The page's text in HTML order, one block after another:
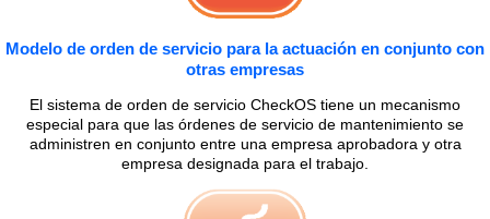
Modelo de orden de servicio para la actuación en conjunto con
otras empresas
El sistema de orden de servicio CheckOS tiene un mecanismo
especial para que las órdenes de servicio de mantenimiento se
administren en conjunto entre una empresa aprobadora y otra
empresa designada para el trabajo.